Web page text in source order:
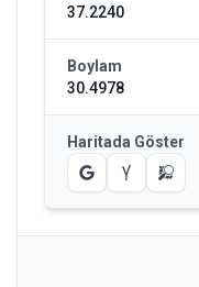
37.2240
Boylam
30.4978
Haritada Göster